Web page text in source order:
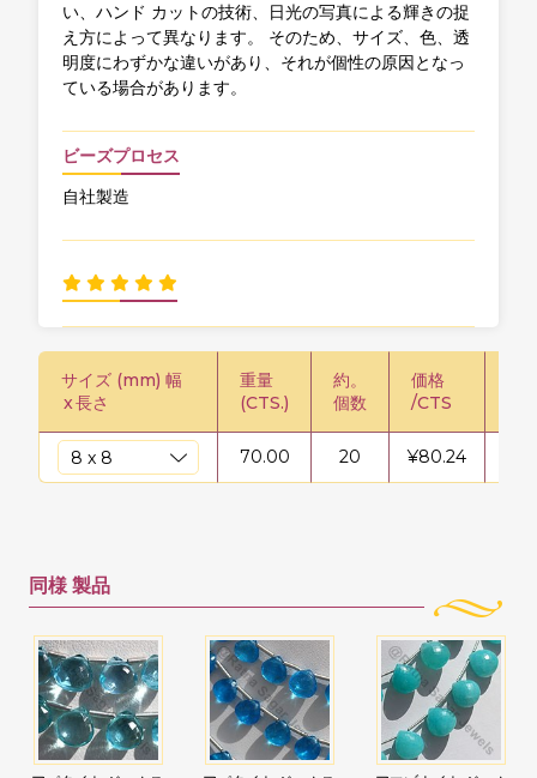
い、ハンド カットの技術、日光の写真による輝きの捉
え方によって異なります。 そのため、サイズ、色、透
明度にわずかな違いがあり、それが個性の原因となっ
ている場合があります。
ビーズプロセス
自社製造
サイズ (mm) 幅
x長さ
重量
(CTS.)
約。
個数
価格
/CTS
70.00 20 ¥80.24
同様 製品